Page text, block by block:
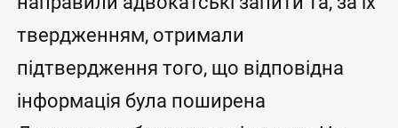
твердженням, отримали
підтвердження того, що відповідна
інформація була поширена